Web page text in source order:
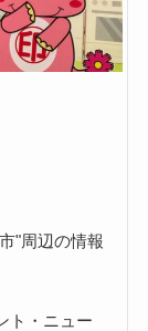
"周辺の情報
ト・ニュー